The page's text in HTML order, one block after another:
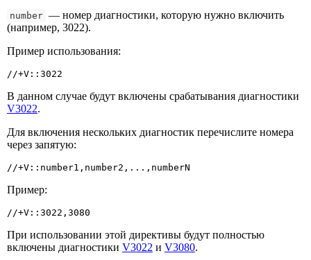
number — номер диагностики, которую нужно включить
(например, 3022).
Пример использования:
//+V::3022
В данном случае будут включены срабатывания диагностики
V3022.
Для включения нескольких диагностик перечислите номера
через запятую:
//+V::number1,number2,...,numberN
Пример:
//+V::3022,3080
При использовании этой директивы будут полностью
включены диагностики V3022 и V3080.